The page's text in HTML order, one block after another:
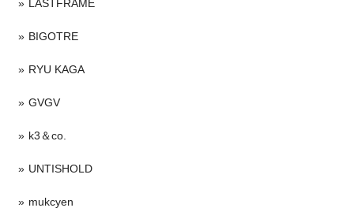
LASTFRAME
BIGOTRE
RYU KAGA
GVGV
k3＆co.
UNTISHOLD
mukcyen